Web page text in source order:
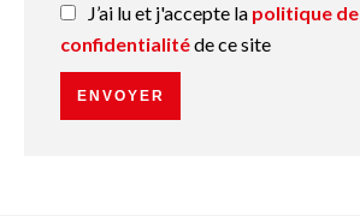
J’ai lu et j'accepte la politique de
confidentialitéde ce site
ENVOYER